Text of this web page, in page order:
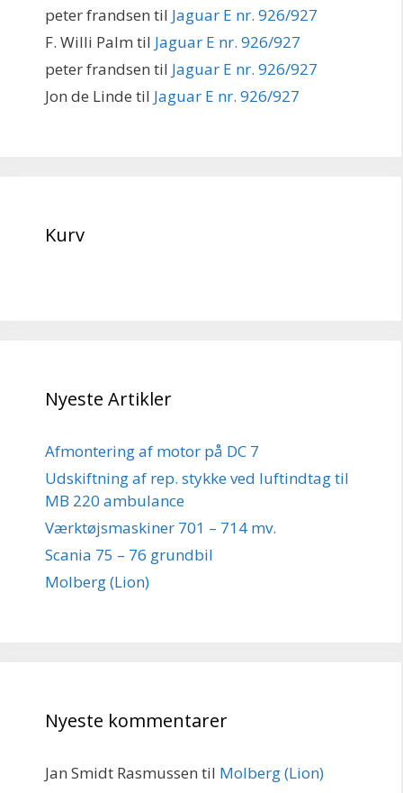
peter frandsen til Jaguar E nr. 926/927
F. Willi Palm til Jaguar E nr. 926/927
peter frandsen til Jaguar E nr. 926/927
Jon de Linde til Jaguar E nr. 926/927
Kurv
Nyeste Artikler
Afmontering af motor på DC 7
Udskiftning af rep. stykke ved luftindtag til
MB 220 ambulance
Værktøjsmaskiner 701 – 714 mv.
Scania 75 – 76 grundbil
Molberg (Lion)
Nyeste kommentarer
Jan Smidt Rasmussen til Molberg (Lion)